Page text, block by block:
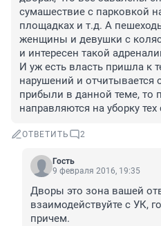
сумашествие с парковкой
площадках и т.д. А
женщины и девушки с
и интересен такой
И уж есть власть пришла к
нарушений и отчитывается
прибыли в данной теме, то
направляются на уборку
ОТВЕТИТЬ 2
Гость
9 февраля 2016, 19:35
Дворы это зона вашей
взаимодействуйте с УК,
причем.